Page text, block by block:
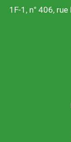
1F-1, n° 406,